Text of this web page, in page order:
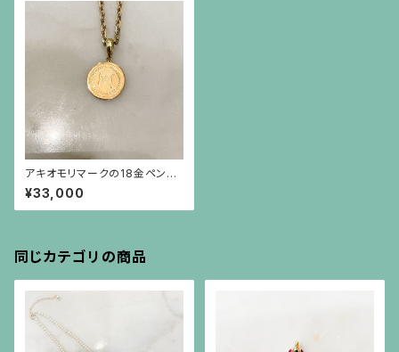
アキオモリマークの18金ペンダ
ント（チェーン別）
¥33,000
同じカテゴリの商品